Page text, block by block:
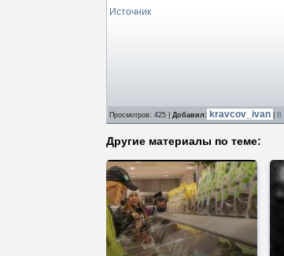
Источник
Просмотров: 425 | Добавил: kravcov_ivan В
Другие материалы по теме: